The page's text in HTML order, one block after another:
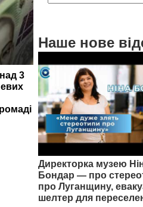
3
Наше нове
Директорка музею
Бондар — про
про Луганщину,
шелтер для